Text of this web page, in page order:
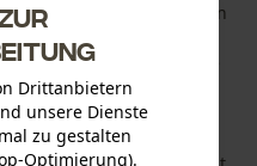
mit einer Schnittlänge von
mit einer
8" Teilung. So haben Sie
Hand.
Drittanbietern
unsere Dienste
zu gestalten
Optimierung).